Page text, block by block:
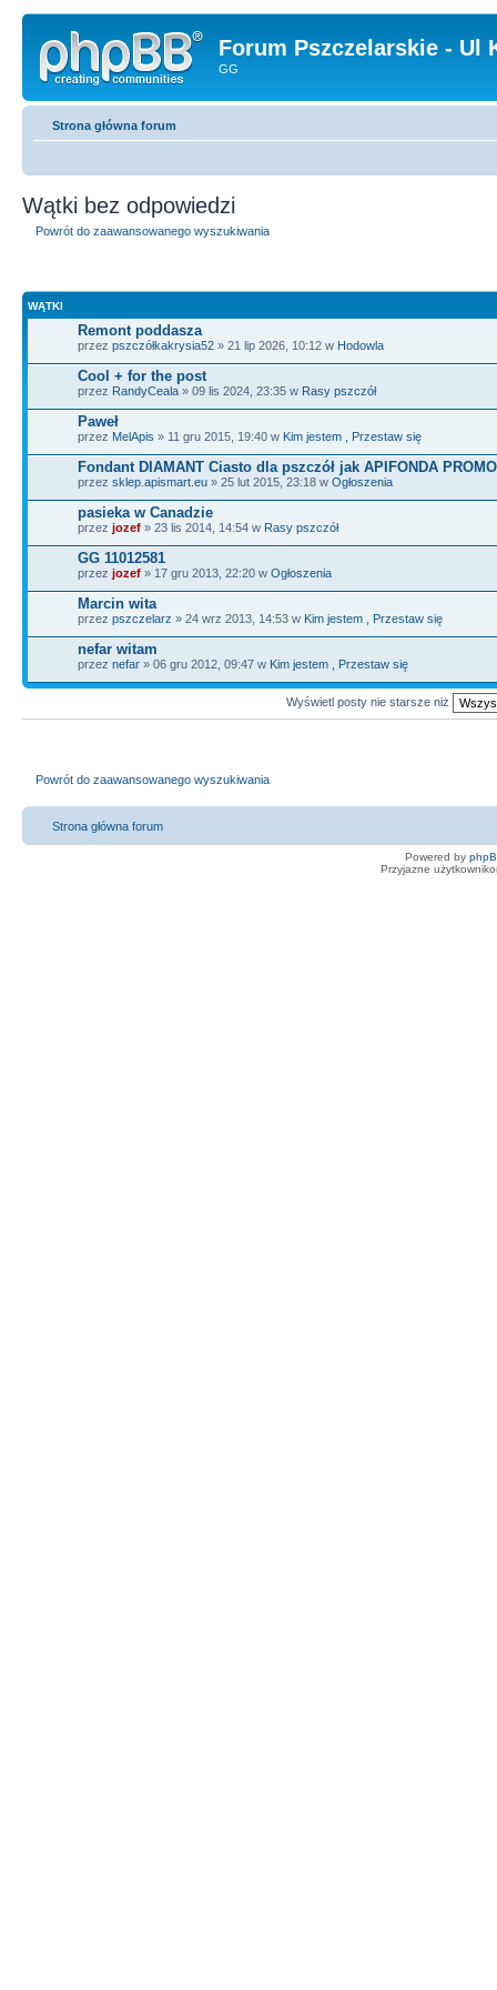
Forum Pszczelarskie - Ul
GG
Strona główna forum
Wątki bez odpowiedzi
Powrót do zaawansowanego wyszukiwania
WĄTKI
Remont poddasza
przez pszczółkakrysia52 » 21 lip 2026, 10:12 w Hodowla
Cool + for the post
przez RandyCeala » 09 lis 2024, 23:35 w Rasy pszczół
Paweł
przez MelApis » 11 gru 2015, 19:40 w Kim jestem , Przestaw się
Fondant DIAMANT Ciasto dla pszczół jak APIFONDA
przez sklep.apismart.eu » 25 lut 2015, 23:18 w Ogłoszenia
pasieka w Canadzie
przez jozef » 23 lis 2014, 14:54 w Rasy pszczół
GG 11012581
przez jozef » 17 gru 2013, 22:20 w Ogłoszenia
Marcin wita
przez pszczelarz » 24 wrz 2013, 14:53 w Kim jestem , Przestaw się
nefar witam
przez nefar » 06 gru 2012, 09:47 w Kim jestem , Przestaw się
Wyświetl posty nie starsze niż
Powrót do zaawansowanego wyszukiwania
Strona główna forum
Powered by
Przyjazne